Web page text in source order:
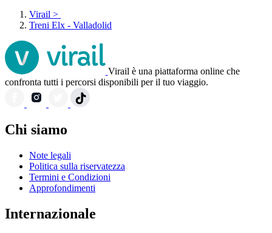
Virail >
Treni Elx - Valladolid
Virail è una piattaforma online che
confronta tutti i percorsi disponibili per il tuo viaggio.
Chi siamo
Note legali
Politica sulla riservatezza
Termini e Condizioni
Approfondimenti
Internazionale